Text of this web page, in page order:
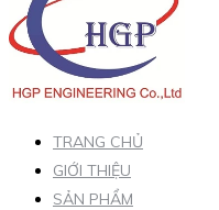
TRANG CHỦ
GIỚI THIỆU
SẢN PHẨM